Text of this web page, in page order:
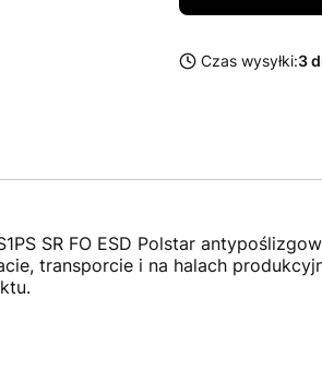
Czas wysyłki:3
SR FO ESD Polstar
transporcie i na halach